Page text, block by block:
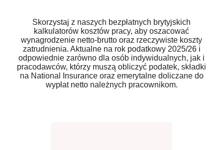
Skorzystaj z naszych bezpłatnych brytyjskich
kalkulatorów kosztów pracy, aby oszacować
wynagrodzenie netto-brutto oraz rzeczywiste koszty
zatrudnienia. Aktualne na rok podatkowy 2025/26 i
odpowiednie zarówno dla osób indywidualnych, jak i
pracodawców, którzy muszą obliczyć podatek, składki
na National Insurance oraz emerytalne doliczane do
wypłat netto należnych pracownikom.